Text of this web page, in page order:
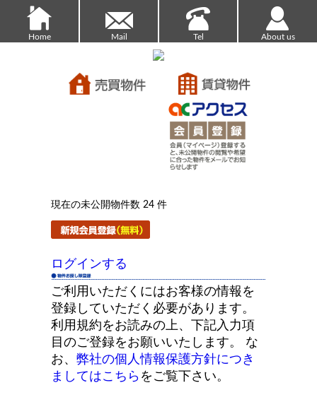
Home Mail Tel About us
現在の未公開物件数 24 件
ログインする
ご利用いただくにはお客様の情報を
登録していただく必要があります。
利用規約をお読みの上、下記入力項
目のご登録をお願いいたします。 な
お、 弊社の個人情報保護方針につき
ましてはこちら をご覧下さい。